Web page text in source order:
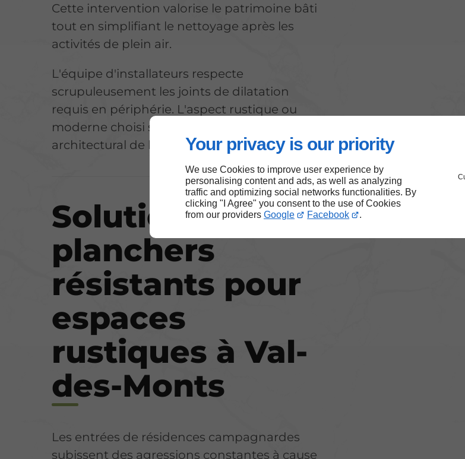
Your privacy is our priority
We use Cookies to improve user experience by
personalising content and ads, as well as analyzing
traffic and optimizing social networks functionalities. By
clicking "I Agree" you consent to the use of Cookies
from our providers Google Facebook .
Cette intervention valorise le patrimoine bâti
tout en simplifiant le nettoyage après les
activités de plein air.
L'équipe d'installateurs respecte
scrupuleusement les joints de dilatation
requis en périphérie. L'aspect rustique ou
moderne choisi s'adapte à l'esprit
architectural de la demeure.
Solutions de
planchers
résistants pour
espaces
rustiques à Val-
des-Monts
Les entrées de résidences campagnardes
subissent des agressions constantes à cause